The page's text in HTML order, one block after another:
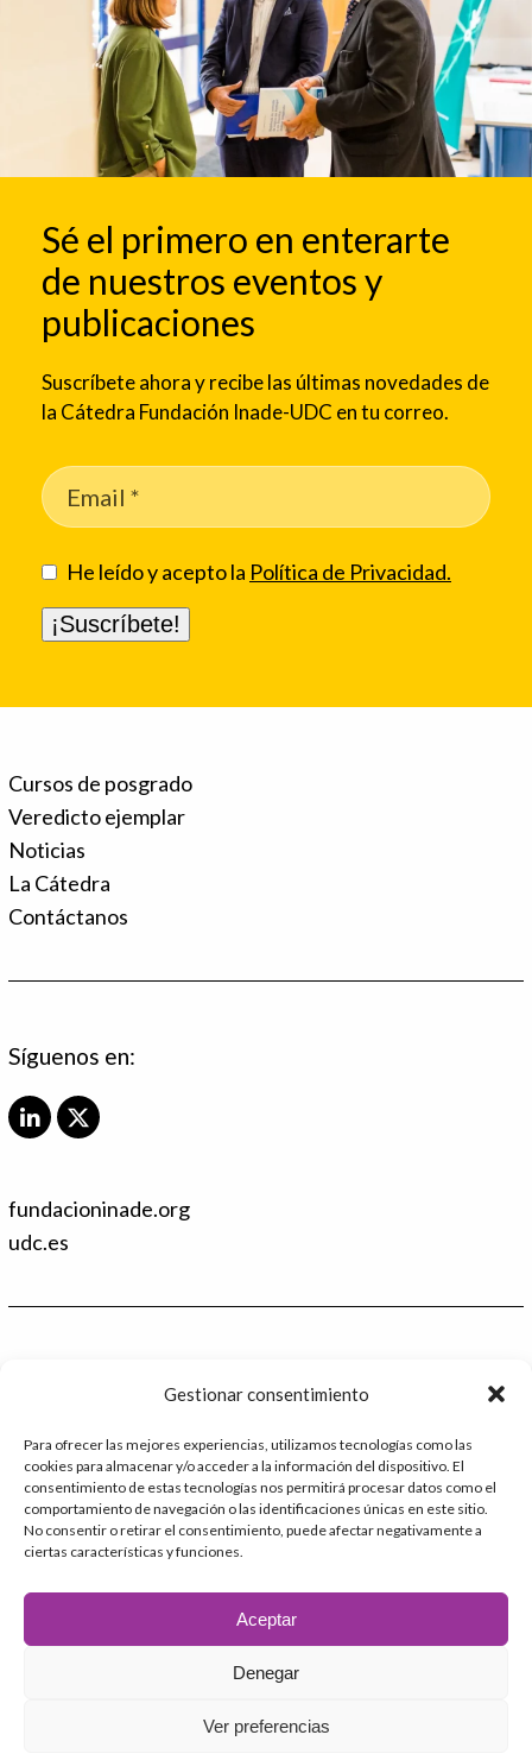
Gestionar consentimiento
Para ofrecer las mejores experiencias, utilizamos tecnologías como las
cookies para almacenar y/o acceder a la información del dispositivo. El
consentimiento de estas tecnologías nos permitirá procesar datos como el
comportamiento de navegación o las identificaciones únicas en este sitio.
No consentir o retirar el consentimiento, puede afectar negativamente a
ciertas características y funciones.
Aceptar
Denegar
Ver preferencias
Sé el primero en enterarte
de nuestros eventos y
publicaciones
Suscríbete ahora y recibe las últimas novedades de
la Cátedra Fundación Inade-UDC en tu correo.
He leído y acepto la Política de Privacidad.
Cursos de posgrado
Veredicto ejemplar
Noticias
La Cátedra
Contáctanos
Síguenos en:
L
e
d
X
t
fundacioninade.org
udc.es
986 48 52 28 - Ext.2
administracion@catedrafundacioninade.org
Universidade da Coruña - Facultad de Derecho
Campus Elviña s/n
15071 – A Coruña